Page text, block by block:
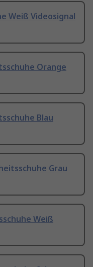
Weiß Videosignal
Orange
Blau
Grau
Weiß